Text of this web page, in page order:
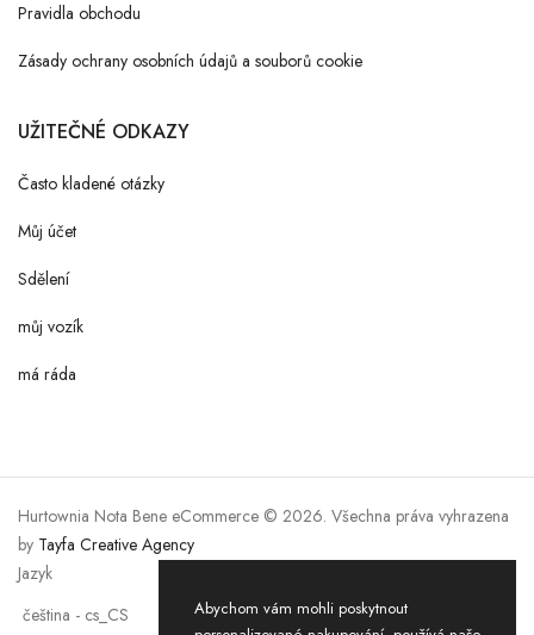
Pravidla obchodu
Zásady ochrany osobních údajů a souborů cookie
UŽITEČNÉ ODKAZY
Často kladené otázky
Můj účet
Sdělení
můj vozík
má ráda
Hurtownia Nota Bene eCommerce © 2026. Všechna práva vyhrazena
by Tayfa Creative Agency
Jazyk
Abychom vám mohli poskytnout